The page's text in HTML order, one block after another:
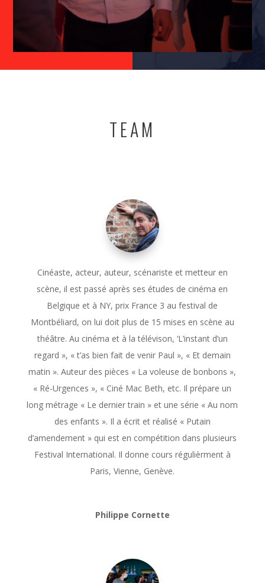
TEAM
Cinéaste, acteur, auteur, scénariste et metteur en
scène, il est passé après ses études de cinéma en
Belgique et à NY, prix France 3 au festival de
Montbéliard, on lui doit plus de 15 mises en scène au
théâtre. Au cinéma et à la télévison, ‘L’instant d’un
regard », « t’as bien fait de venir Paul », « Et demain
matin ». Auteur des pièces « La voleuse de bonbons »,
« Ré-Urgences », « Ciné Mac Beth, etc. Il prépare un
long métrage « Le dernier train » et une série « Au nom
des enfants ». Il a écrit et réalisé « Putain
d’amendement » qui est en compétition dans plusieurs
Festival International. Il donne cours régulièrment à
Paris, Vienne, Genève.
Philippe Cornette